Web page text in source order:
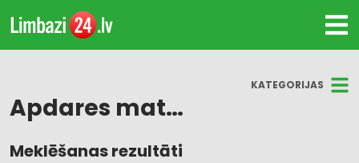
KATEGORIJAS
Apdares materiāli
Visas nozares
Meklēšanas rezultāti